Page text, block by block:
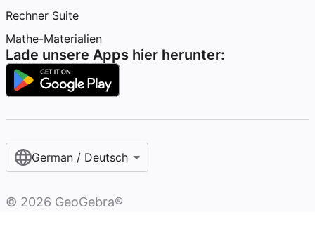
Rechner Suite
Mathe-Materialien
Lade unsere Apps hier herunter:
German / Deutsch
© 2026 GeoGebra®